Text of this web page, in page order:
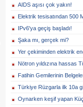
AIDS aşısı çok yakın!
Elektrik tesisatından 500
IPv6'ya geçiş başladı!
Şaka mı, gerçek mi?
Yer çekiminden elektrik
Nötron yıldızına hassas
Fatihin Gemilerinin
Türkiye Rüzgarla ilk 10a
Oynarken keşif yapan